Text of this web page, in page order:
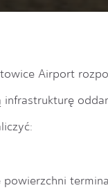
Airport
infrastrukturę
powierzchni